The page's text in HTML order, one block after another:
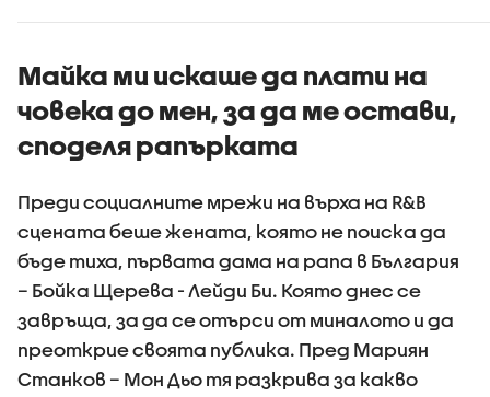
KOSHEEN - Шон
Майка ми искаше да плати на
човека до мен, за да ме остави,
споделя рапърката
Преди социалните мрежи на върха на R&B
сцената беше жената, която не поиска да
бъде тиха, първата дама на рапа в България
– Бойка Щерева - Лейди Би. Която днес се
завръща, за да се отърси от миналото и да
преоткрие своята публика. Пред Мариян
Станков – Мон Дьо тя разкрива за какво